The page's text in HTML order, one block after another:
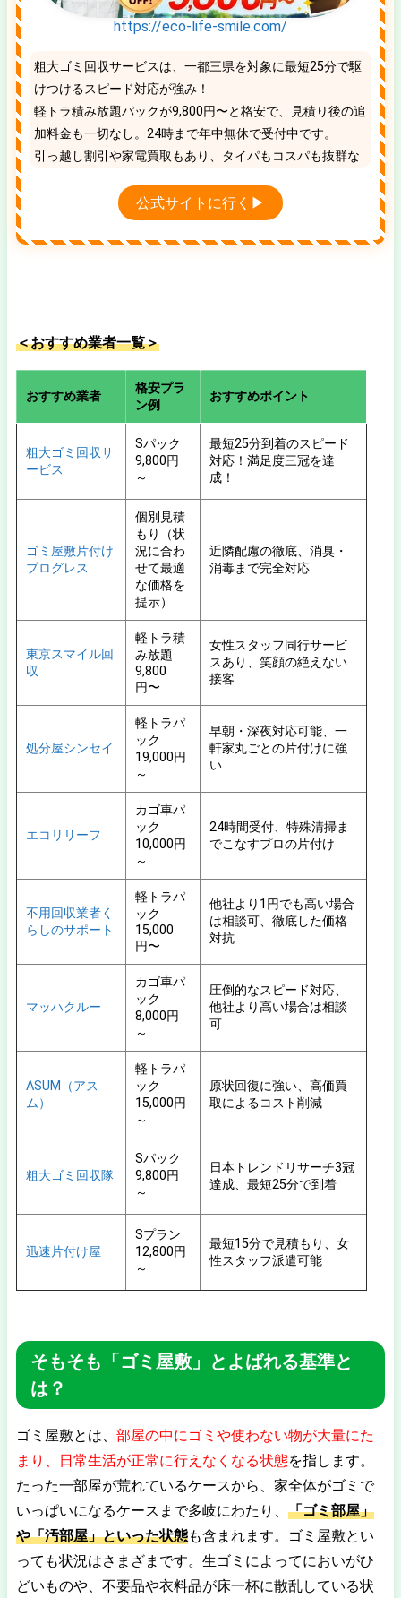
https://eco-life-smile.com/
粗大ゴミ回収サービスは、一都三県を対象に最短25分で駆
けつけるスピード対応が強み！
軽トラ積み放題パックが9,800円〜と格安で、見積り後の追
加料金も一切なし。24時まで年中無休で受付中です。
引っ越し割引や家電買取もあり、タイパもコスパも抜群な
公式サイトに行く▶
＜おすすめ業者一覧＞
おすすめ業者
格安プラ
ン例
おすすめポイント
粗大ゴミ回収サ
ービス
Sパック
9,800円
～
最短25分到着のスピード
対応！満足度三冠を達
成！
ゴミ屋敷片付け
プログレス
個別見積
もり（状
況に合わ
せて最適
な価格を
提示）
近隣配慮の徹底、消臭・
消毒まで完全対応
東京スマイル回
収
軽トラ積
み放題
9,800
円〜
女性スタッフ同行サービ
スあり、笑顔の絶えない
接客
処分屋シンセイ
軽トラパ
ック
19,000円
～
早朝・深夜対応可能、一
軒家丸ごとの片付けに強
い
エコリリーフ
カゴ車パ
ック
10,000円
～
24時間受付、特殊清掃ま
でこなすプロの片付け
不用回収業者く
らしのサポート
軽トラパ
ック
15,000
円〜
他社より1円でも高い場合
は相談可、徹底した価格
対抗
マッハクルー
カゴ車パ
ック
8,000円
～
圧倒的なスピード対応、
他社より高い場合は相談
可
ASUM（アス
ム）
軽トラパ
ック
15,000円
～
原状回復に強い、高価買
取によるコスト削減
粗大ゴミ回収隊
Sパック
9,800円
～
日本トレンドリサーチ3冠
達成、最短25分で到着
迅速片付け屋
Sプラン
12,800円
～
最短15分で見積もり、女
性スタッフ派遣可能
そもそも「ゴミ屋敷」とよばれる基準と
は？
ゴミ屋敷とは、 部屋の中にゴミや使わない物が大量にた
まり、日常生活が正常に行えなくなる状態を指します。
たった一部屋が荒れているケースから、家全体がゴミで
いっぱいになるケースまで多岐にわたり、 「ゴミ部屋」
や「汚部屋」といった状態も含まれます。ゴミ屋敷とい
っても状況はさまざまです。生ゴミによってにおいがひ
どいものや、不要品や衣料品が床一杯に散乱している状